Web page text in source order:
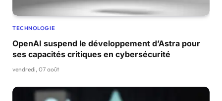
TECHNOLOGIE
OpenAI suspend le développement d’Astra pour
ses capacités critiques en cybersécurité
vendredi, 07 août